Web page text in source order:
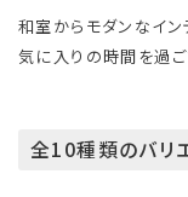
和室からモダンなイ
気に入りの時間を過ご
全10種類のバリ